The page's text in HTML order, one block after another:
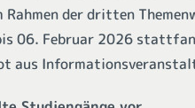
der dritten
06. Februar 2026
aus